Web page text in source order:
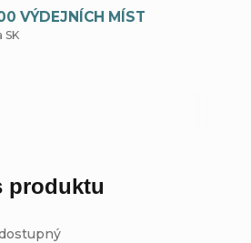
VÝDEJNÍCH MÍST
SK
produktu